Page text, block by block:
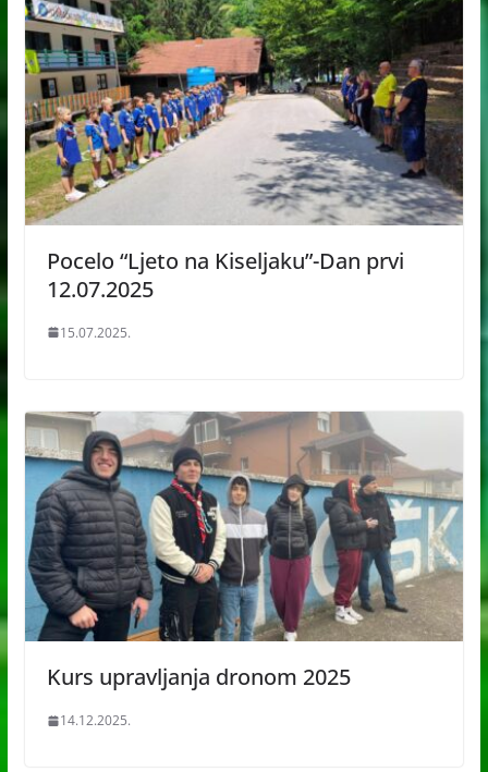
Pocelo “Ljeto na Kiseljaku”-Dan prvi
12.07.2025
15.07.2025.
Kurs upravljanja dronom 2025
14.12.2025.